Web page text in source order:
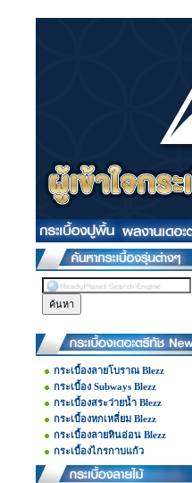
กระเบื้องลายโบราณ Blezz
กระเบื้อง Subways Blezz
กระเบื้องสระว่ายน้ำ Blezz
กระเบื้องหกเหลี่ยม Blezz
กระเบื้องลายหินอ่อน Blezz
กระเบื้องไกรกาบแก้ว